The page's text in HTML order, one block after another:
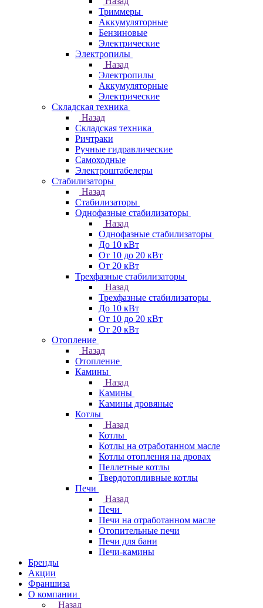
Триммеры
Аккумуляторные
Бензиновые
Электрические
Электропилы
Назад
Электропилы
Аккумуляторные
Электрические
Складская техника
Назад
Складская техника
Ричтраки
Ручные гидравлические
Самоходные
Электроштабелеры
Стабилизаторы
Назад
Стабилизаторы
Однофазные стабилизаторы
Назад
Однофазные стабилизаторы
До 10 кВт
От 10 до 20 кВт
От 20 кВт
Трехфазные стабилизаторы
Назад
Трехфазные стабилизаторы
До 10 кВт
От 10 до 20 кВт
От 20 кВт
Отопление
Назад
Отопление
Камины
Назад
Камины
Камины дровяные
Котлы
Назад
Котлы
Котлы на отработанном масле
Котлы отопления на дровах
Пеллетные котлы
Твердотопливные котлы
Печи
Назад
Печи
Печи на отработанном масле
Отопительные печи
Печи для бани
Печи-камины
Бренды
Акции
Франшиза
О компании
Назад